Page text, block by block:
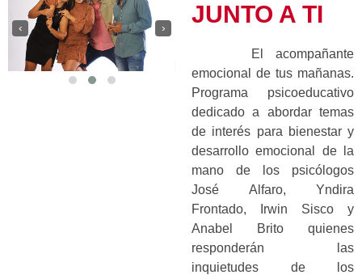
‹ ›
JUNTO A TI
El acompañante
emocional de tus mañanas.
Programa psicoeducativo
dedicado a abordar temas
de interés para bienestar y
desarrollo emocional de la
mano de los psicólogos
José Alfaro, Yndira
Frontado, Irwin Sisco y
Anabel Brito quienes
responderán las
inquietudes de los